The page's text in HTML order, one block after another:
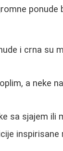
ponude
i crna su
a neke
sa sjajem ili